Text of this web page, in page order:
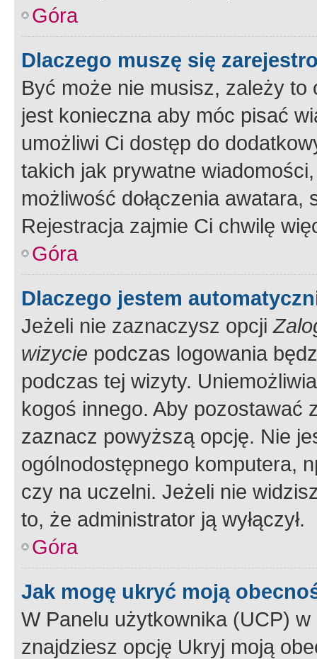
Góra
Dlaczego muszę się
Być może nie musisz, zależy
jest konieczna aby móc pisać
umożliwi Ci dostęp do
takich jak prywatne
możliwość dołączenia
Rejestracja zajmie Ci chwilę
Góra
Dlaczego jestem
Jeżeli nie zaznaczysz opcji
wizycie podczas logowania
podczas tej wizyty.
kogoś innego. Aby pozostawać
zaznacz powyższą opcję. Nie
ogólnodostępnego komputera,
czy na uczelni. Jeżeli nie
to, że administrator ją wyłączył.
Góra
Jak mogę ukryć moją
W Panelu użytkownika (UCP) w
znajdziesz opcję Ukryj moją